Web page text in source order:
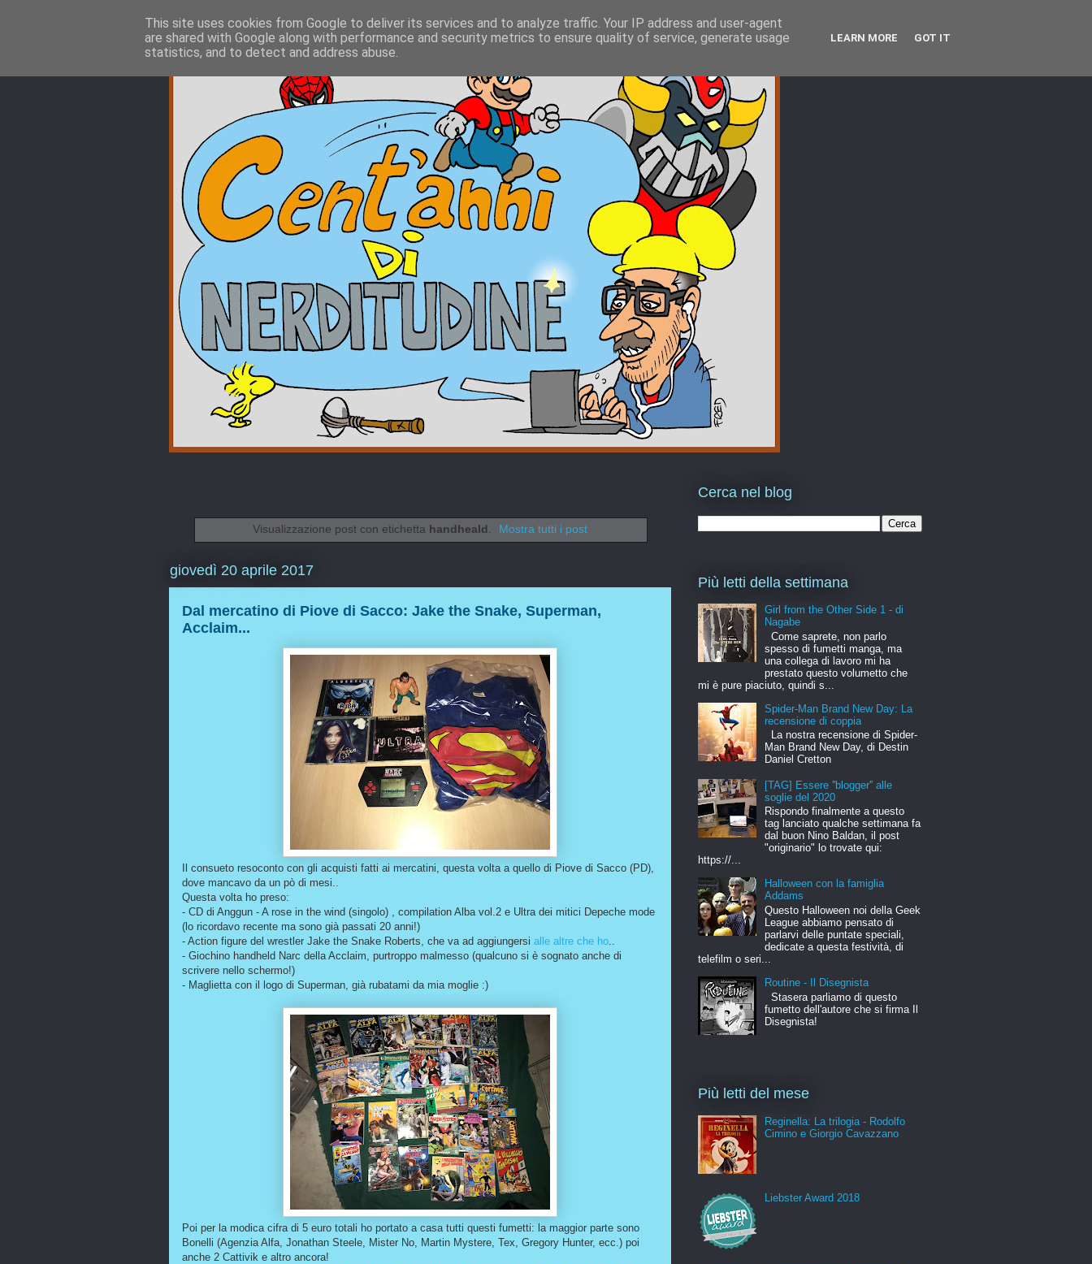
Visualizzazione post con etichetta handheald. Mostra tutti i post
giovedì 20 aprile 2017
Dal mercatino di Piove di Sacco: Jake the Snake, Superman,
Acclaim...
Il consueto resoconto con gli acquisti fatti ai mercatini, questa volta a quello di Piove di Sacco (PD),
dove mancavo da un pò di mesi..
Questa volta ho preso:
- CD di Anggun - A rose in the wind (singolo) , compilation Alba vol.2 e Ultra dei mitici Depeche mode
(lo ricordavo recente ma sono già passati 20 anni!)
- Action figure del wrestler Jake the Snake Roberts, che va ad aggiungersi alle altre che ho
- Giochino handheld Narc della Acclaim, purtroppo malmesso (qualcuno si è sognato anche di
scrivere nello schermo!)
- Maglietta con il logo di Superman, già rubatami da mia moglie :)
Poi per la modica cifra di 5 euro totali ho portato a casa tutti questi fumetti: la maggior parte sono
Bonelli (Agenzia Alfa, Jonathan Steele, Mister No, Martin Mystere, Tex, Gregory Hunter, ecc.) poi
anche 2 Cattivik e altro ancora!
Cerca nel blog
Più letti della settimana
Girl from the Other Side 1 - di
Nagabe
Come saprete, non parlo
spesso di fumetti manga, ma
una collega di lavoro mi ha
prestato questo volumetto che
mi è pure piaciuto, quindi s...
Spider-Man Brand New Day: La
recensione di coppia
La nostra recensione di Spider-
Man Brand New Day, di Destin
Daniel Cretton
[TAG] Essere ''blogger'' alle
soglie del 2020
Rispondo finalmente a questo
tag lanciato qualche settimana fa
dal buon Nino Baldan, il post
"originario" lo trovate qui:
https://...
Halloween con la famiglia
Addams
Questo Halloween noi della Geek
League abbiamo pensato di
parlarvi delle puntate speciali,
dedicate a questa festività, di
telefilm o seri...
Routine - Il Disegnista
Stasera parliamo di questo
fumetto dell'autore che si firma Il
Disegnista!
Più letti del mese
Reginella: La trilogia - Rodolfo
Cimino e Giorgio Cavazzano
Liebster Award 2018
This site uses cookies from Google to deliver its services and to analyze traffic. Your IP address and user-agent
are shared with Google along with performance and security metrics to ensure quality of service, generate usage
statistics, and to detect and address abuse.
LEARN MORE GOT IT